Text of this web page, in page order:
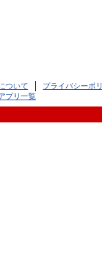
ついて
プライバシーポ
プリ一覧